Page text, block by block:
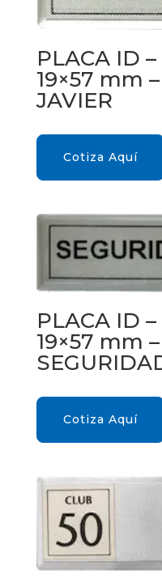
PLACA ID
19×57 mm
JAVIER
Cotiza Aquí
PLACA ID
19×57 mm
Cotiza Aquí